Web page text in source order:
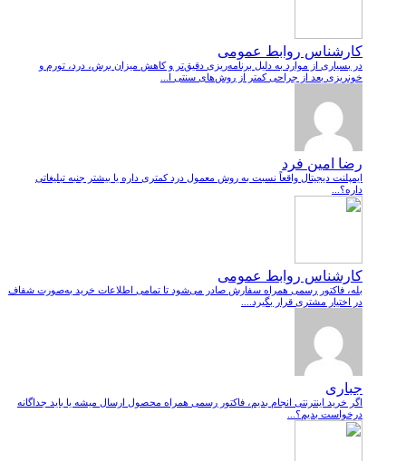
کارشناس روابط عمومی
در بسیاری از موارد به دلیل برنامه‌ریزی دقیق‌تر و کاهش میزان برش، درد، تورم و
خونریزی بعد از جراحی کمتر از روش‌های سنتی ا...
رضا امین فرد
ایمپلنت دیجیتال واقعاً نسبت به روش معمول درد کمتری داره یا بیشتر جنبه تبلیغاتی
داره؟...
کارشناس روابط عمومی
بله، فاکتور رسمی همراه سفارش صادر می‌شود تا تمامی اطلاعات خرید به‌صورت شفاف
در اختیار مشتری قرار بگیرد....
جباری
اگر خرید اینترنتی انجام بدیم، فاکتور رسمی همراه محصول ارسال میشه یا باید جداگانه
درخواست بدیم؟...